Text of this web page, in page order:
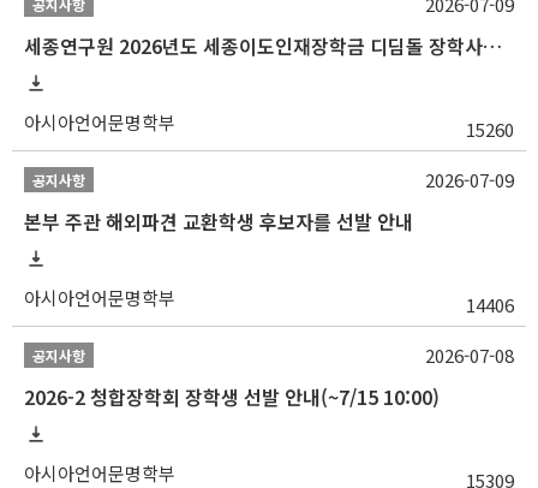
공지사항
세종연구원 2026년도 세종이도인재장학금 디딤돌 장학사업 학자금대출 관련분야(원금상환, 이자지원) 신청 사업 안내
아시아언어문명학부 15260
공지사항
본부 주관 해외파견 교환학생 후보자를 선발 안내
아시아언어문명학부 14406
2026-07-09
공지사항
2026-2 청합장학회 장학생 선발 안내(~7/15 10:00)
아시아언어문명학부 15309
2026-07-08